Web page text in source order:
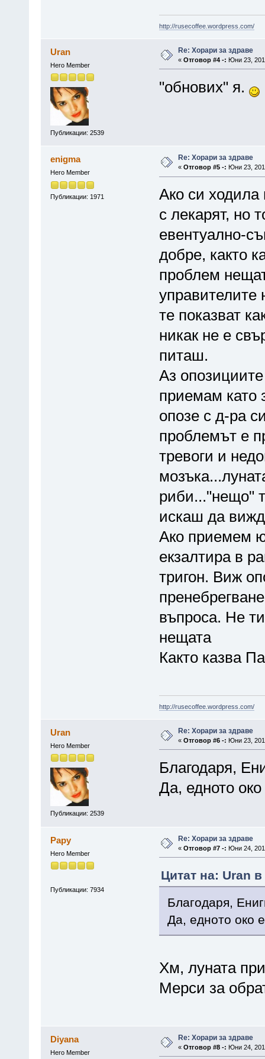
http://rusecoffee.wordpress.com/
Uran
Hero Member
Публикации: 2539
Re: Хорари за здраве
« Отговор #4 -: Юни 23,
"обнових" я.
enigma
Hero Member
Публикации: 1971
Re: Хорари за здраве
« Отговор #5 -: Юни 23,
Ако си ходила
с лекарят, но
евентуално-
добре, както
проблем
управителите
те показват
никак не е
питаш.
Аз
приемам като
опозе с д-ра
проблемът е
тревоги и
риби..."нещо"
искаш да
Ако приемем
екзалтира в
тригон. Виж
въпроса. Не
нещата
Както казва
http://rusecoffee.wordpress.com/
Uran
Hero Member
Публикации: 2539
Re: Хорари за здраве
« Отговор #6 -: Юни 23,
Благодаря,
Да, едното
Papy
Hero Member
Публикации: 7934
Re: Хорари за здраве
« Отговор #7 -: Юни 24,
Цитат на: Uran
Благодаря,
Да, едното око
Хм, луната
Мерси за
Diyana
Hero Member
Re: Хорари за здраве
« Отговор #8 -: Юни 24,